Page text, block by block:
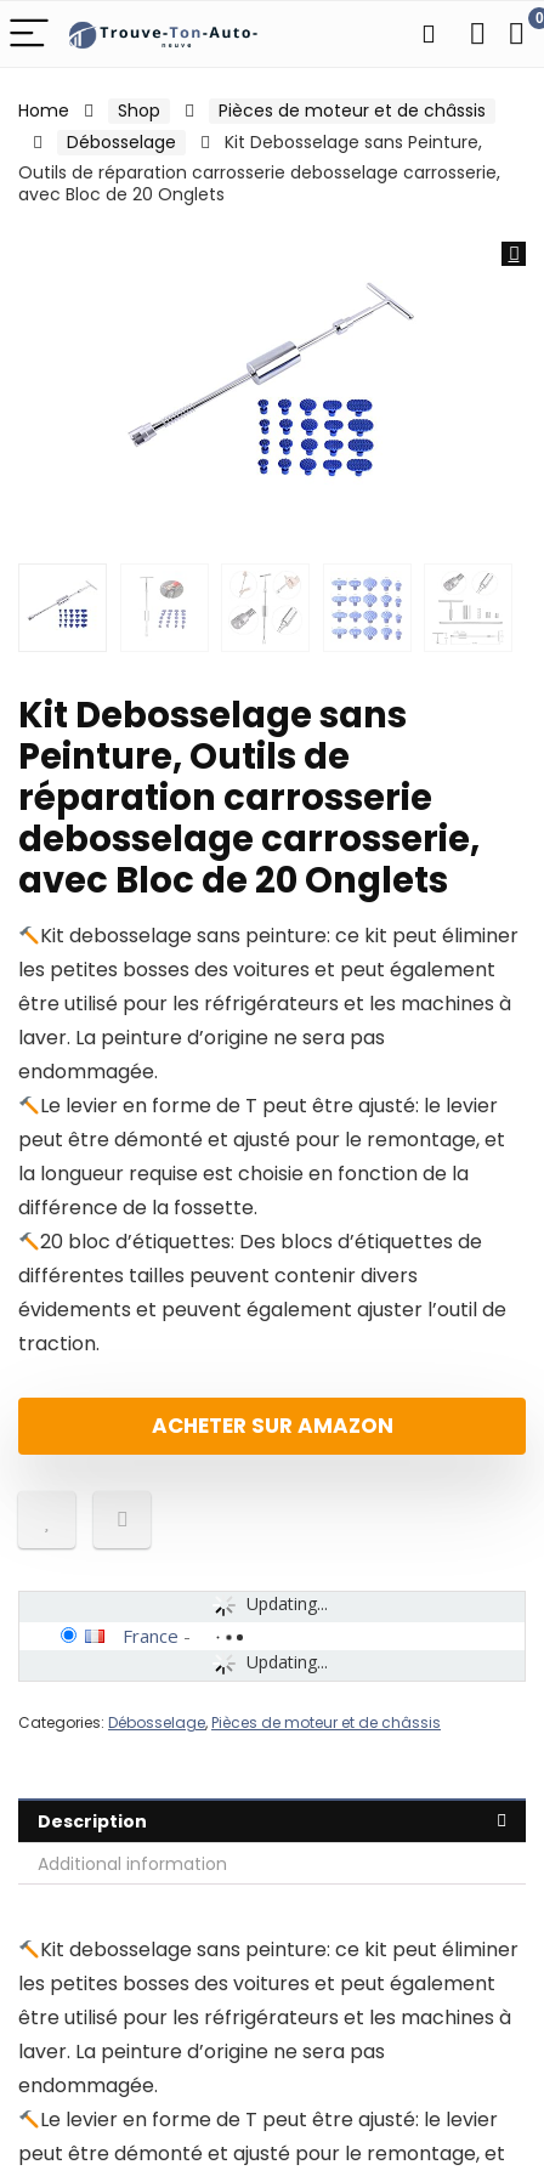
0
Home Shop
Pièces de moteur et de châssis
Débosselage
Kit Debosselage sans Peinture,
Outils de réparation carrosserie debosselage carrosserie,
avec Bloc de 20 Onglets
Kit Debosselage sans
Peinture, Outils de
réparation carrosserie
debosselage carrosserie,
avec Bloc de 20 Onglets
Kit debosselage sans peinture: ce kit peut éliminer
les petites bosses des voitures et peut également
être utilisé pour les réfrigérateurs et les machines à
laver. La peinture d’origine ne sera pas
endommagée.
Le levier en forme de T peut être ajusté: le levier
peut être démonté et ajusté pour le remontage, et
la longueur requise est choisie en fonction de la
différence de la fossette.
20 bloc d’étiquettes: Des blocs d’étiquettes de
différentes tailles peuvent contenir divers
évidements et peuvent également ajuster l’outil de
traction.
ACHETER SUR AMAZON
Updating...
Updating...
France -
Categories: Débosselage,Pièces de moteur et de châssis
Description
Additional information
Kit debosselage sans peinture: ce kit peut éliminer
les petites bosses des voitures et peut également
être utilisé pour les réfrigérateurs et les machines à
laver. La peinture d’origine ne sera pas
endommagée.
Le levier en forme de T peut être ajusté: le levier
peut être démonté et ajusté pour le remontage, et